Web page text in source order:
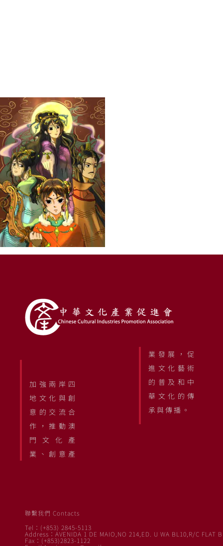
加強兩岸四
地文化與創
意的交流合
作，推動澳
門文化產
業、創意產
業發展，促
進文化藝術
的普及和中
華文化的傳
承與傳播。
聯繫我們 Contacts
Tel：(+853) 2845-5113
Address：AVENIDA 1 DE MAIO,NO 214,ED. U WA BL10,R/C FLAT B
Fax：(+853)2823-1122